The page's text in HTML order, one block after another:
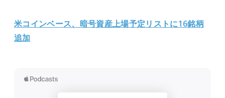
米コインベース、暗号資産上場予定リストに16銘柄
追加